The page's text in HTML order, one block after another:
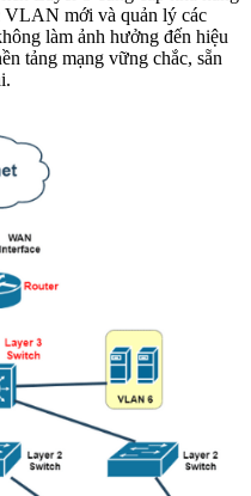
VLAN mới và quản lý các
làm ảnh hưởng đến hiệu
tảng mạng vững chắc, sẵn